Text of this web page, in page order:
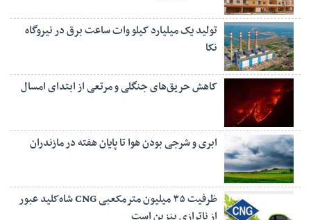
تولید یک میلیارد کیلو وات ساعت برق در نیروگاه
نکا
کاهش حریق‌های جنگلی و مرتعی از ابتدای امسال
ابری و شرجی بودن هوا تا پایان هفته در مازندران
ظرفیت ۳۵ میلیون مترمکعبی CNG شاه‌کلید عبور